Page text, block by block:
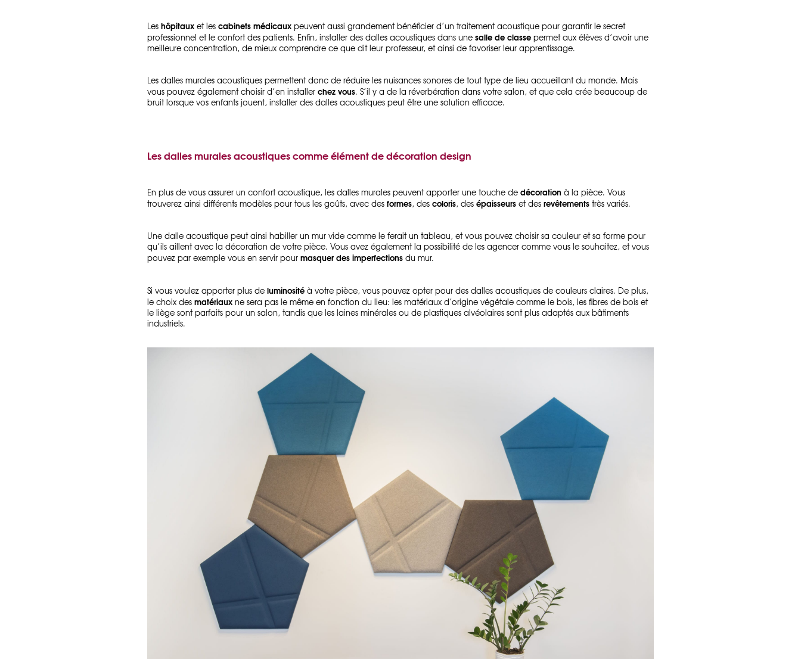
Les hôpitaux et les cabinets médicaux peuvent aussi grandement bénéficier d’un traitement acoustique pour garantir le secret
professionnel et le confort des patients. Enfin, installer des dalles acoustiques dans une salle de classe permet aux élèves d’avoir une
meilleure concentration, de mieux comprendre ce que dit leur professeur, et ainsi de favoriser leur apprentissage.
Les dalles murales acoustiques permettent donc de réduire les nuisances sonores de tout type de lieu accueillant du monde. Mais
vous pouvez également choisir d’en installer chez vous. S’il y a de la réverbération dans votre salon, et que cela crée beaucoup de
bruit lorsque vos enfants jouent, installer des dalles acoustiques peut être une solution efficace.
Les dalles murales acoustiques comme élément de décoration design
En plus de vous assurer un confort acoustique, les dalles murales peuvent apporter une touche de décoration à la pièce. Vous
trouverez ainsi différents modèles pour tous les goûts, avec des formes, des coloris, des épaisseurs et des revêtements très variés.
Une dalle acoustique peut ainsi habiller un mur vide comme le ferait un tableau, et vous pouvez choisir sa couleur et sa forme pour
qu’ils aillent avec la décoration de votre pièce. Vous avez également la possibilité de les agencer comme vous le souhaitez, et vous
pouvez par exemple vous en servir pour masquer des imperfections du mur.
Si vous voulez apporter plus de luminosité à votre pièce, vous pouvez opter pour des dalles acoustiques de couleurs claires. De plus,
le choix des matériaux ne sera pas le même en fonction du lieu: les matériaux d’origine végétale comme le bois, les fibres de bois et
le liège sont parfaits pour un salon, tandis que les laines minérales ou de plastiques alvéolaires sont plus adaptés aux bâtiments
industriels.